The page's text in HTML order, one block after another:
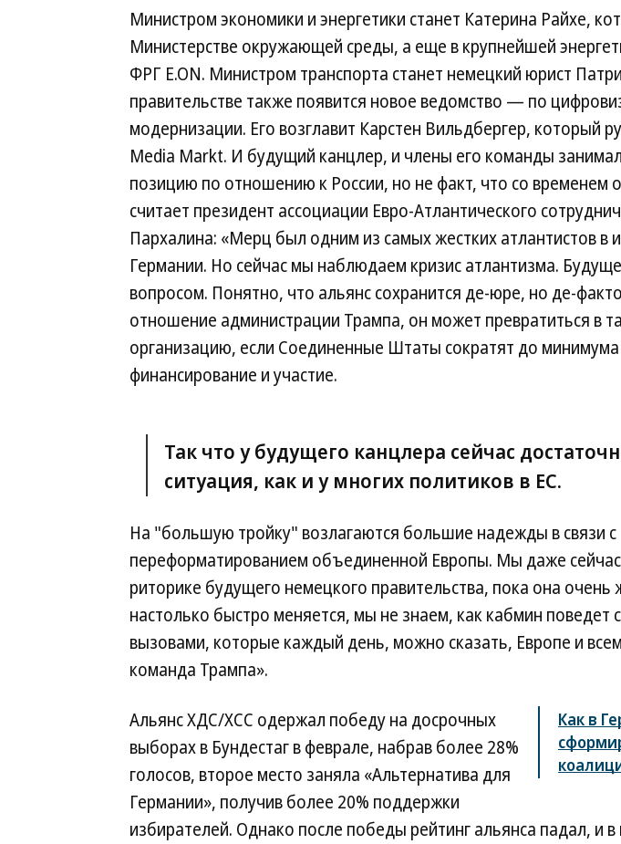
Министром экономики и энергетики станет Катерина Райхе,
Министерстве окружающей среды, а еще в крупнейшей
ФРГ E.ON. Министром транспорта станет немецкий юрист
правительстве также появится новое ведомство — по
модернизации. Его возглавит Карстен Вильдбергер, который
Media Markt. И будущий канцлер, и члены его команды
позицию по отношению к России, но не факт, что со временем
считает президент ассоциации Евро-Атлантического
Пархалина: «Мерц был одним из самых жестких атлантистов в
Германии. Но сейчас мы наблюдаем кризис атлантизма.
вопросом. Понятно, что альянс сохранится де-юре, но де-
отношение администрации Трампа, он может превратиться в
организацию, если Соединенные Штаты сократят до минимума
финансирование и участие.
Так что у будущего канцлера сейчас
ситуация, как и у многих политиков в ЕС.
На "большую тройку" возлагаются большие надежды в связи с
переформатированием объединенной Европы. Мы даже
риторике будущего немецкого правительства, пока она очень
настолько быстро меняется, мы не знаем, как кабмин поведет
вызовами, которые каждый день, можно сказать, Европе и
команда Трампа».
Как в
Альянс ХДС/ХСС одержал победу на досрочных
выборах в Бундестаг в феврале, набрав более 28%
голосов, второе место заняла «Альтернатива для
Германии», получив более 20% поддержки
избирателей. Однако после победы рейтинг альянса падал, и